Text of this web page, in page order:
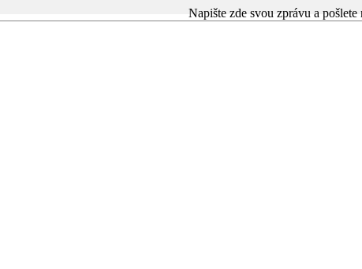
Napište zde svou zprávu a pošlete